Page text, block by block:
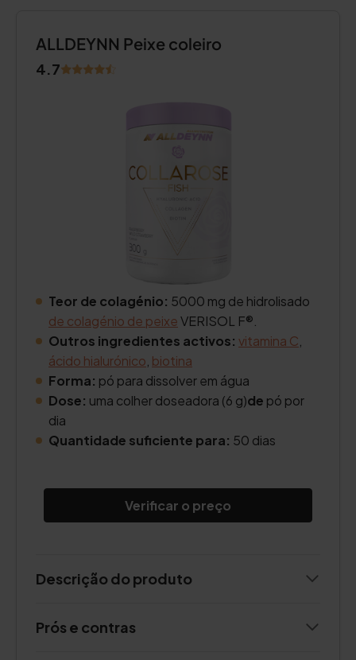
ALLDEYNN Peixe coleiro
4.7
Teor de colagénio: 5000 mg de hidrolisado
de colagénio de peixeVERISOL F®.
Outros ingredientes activos: vitamina C
ácido hialurónico biotina
Forma: pó para dissolver em água
Dose: uma colher doseadora (6 g)de pó por
dia
Quantidade suficiente para: 50 dias
Verificar o preço
Descrição do produto
Prós e contras